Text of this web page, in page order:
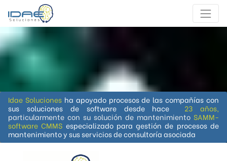
Idae Soluciones ha apoyado procesos de las compañías con
sus soluciones de software desde hace
23 años,
particularmente con su solución de mantenimiento SAMM-
software CMMS especializado para gestión de procesos de
mantenimiento y sus servicios de consultoría asociada